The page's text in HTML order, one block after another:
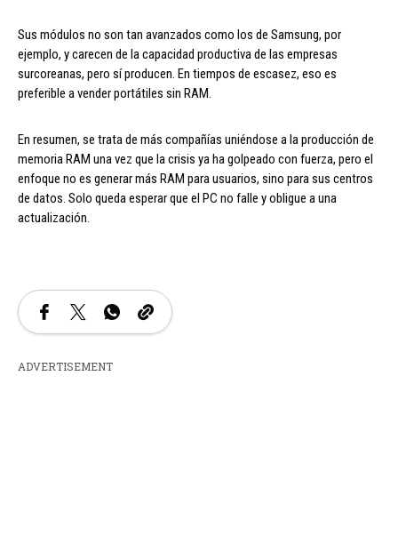
Sus módulos no son tan avanzados como los de Samsung, por
ejemplo, y carecen de la capacidad productiva de las empresas
surcoreanas, pero sí producen. En tiempos de escasez, eso es
preferible a vender portátiles sin RAM.
En resumen, se trata de más compañías uniéndose a la producción de
memoria RAM una vez que la crisis ya ha golpeado con fuerza, pero el
enfoque no es generar más RAM para usuarios, sino para sus centros
de datos. Solo queda esperar que el PC no falle y obligue a una
actualización.
ADVERTISEMENT